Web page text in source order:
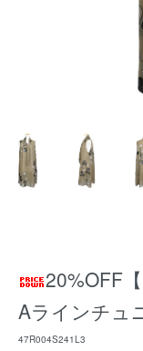
20%OFF
Aラインチュ
47R004S241L3